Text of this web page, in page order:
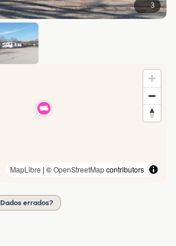
3
MapLibre | ©OpenStreetMapcontributors
Dados errados?